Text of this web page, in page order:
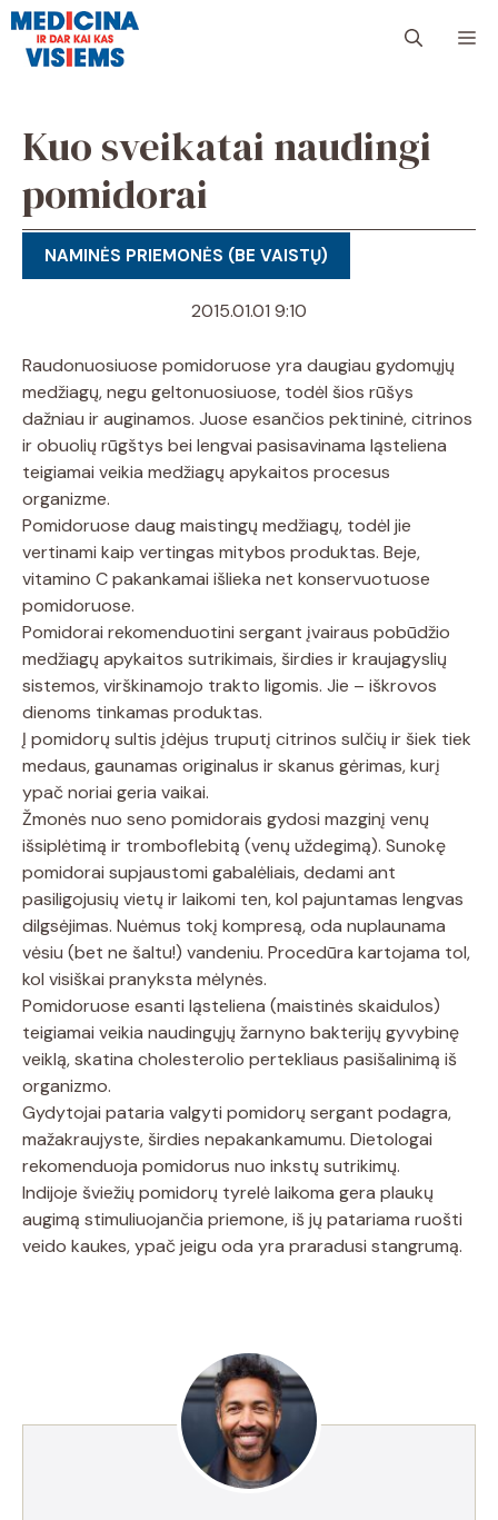
Pereiti
turinio
Kuo sveikatai naudingi
pomidorai
NAMINĖS PRIEMONĖS (BE VAISTŲ)
2015.01.01 9:10
Raudonuosiuose pomidoruose yra daugiau gydomųjų
medžiagų, negu geltonuosiuose, todėl šios rūšys
dažniau ir auginamos. Juose esančios pektininė, citrinos
ir obuolių rūgštys bei lengvai pasisavinama ląsteliena
teigiamai veikia medžiagų apykaitos procesus
organizme.
Pomidoruose daug maistingų medžiagų, todėl jie
vertinami kaip vertingas mitybos produktas. Beje,
vitamino C pakankamai išlieka net konservuotuose
pomidoruose.
Pomidorai rekomenduotini sergant įvairaus pobūdžio
medžiagų apykaitos sutrikimais, širdies ir kraujagyslių
sistemos, virškinamojo trakto ligomis. Jie – iškrovos
dienoms tinkamas produktas.
Į pomidorų sultis įdėjus truputį citrinos sulčių ir šiek tiek
medaus, gaunamas originalus ir skanus gėrimas, kurį
ypač noriai geria vaikai.
Žmonės nuo seno pomidorais gydosi mazginį venų
išsiplėtimą ir tromboflebitą (venų uždegimą). Sunokę
pomidorai supjaustomi gabalėliais, dedami ant
pasiligojusių vietų ir laikomi ten, kol pajuntamas lengvas
dilgsėjimas. Nuėmus tokį kompresą, oda nuplaunama
vėsiu (bet ne šaltu!) vandeniu. Procedūra kartojama tol,
kol visiškai pranyksta mėlynės.
Pomidoruose esanti ląsteliena (maistinės skaidulos)
teigiamai veikia naudingųjų žarnyno bakterijų gyvybinę
veiklą, skatina cholesterolio pertekliaus pasišalinimą iš
organizmo.
Gydytojai pataria valgyti pomidorų sergant podagra,
mažakraujyste, širdies nepakankamumu. Dietologai
rekomenduoja pomidorus nuo inkstų sutrikimų.
Indijoje šviežių pomidorų tyrelė laikoma gera plaukų
augimą stimuliuojančia priemone, iš jų patariama ruošti
veido kaukes, ypač jeigu oda yra praradusi stangrumą.